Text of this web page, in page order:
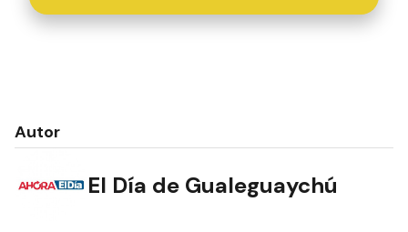
Autor
El Día de Gualeguaychú